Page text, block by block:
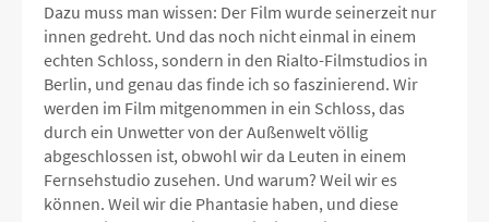
Dazu muss man wissen: Der Film wurde seinerzeit nur
innen gedreht. Und das noch nicht einmal in einem
echten Schloss, sondern in den Rialto-Filmstudios in
Berlin, und genau das finde ich so faszinierend. Wir
werden im Film mitgenommen in ein Schloss, das
durch ein Unwetter von der Außenwelt völlig
abgeschlossen ist, obwohl wir da Leuten in einem
Fernsehstudio zusehen. Und warum? Weil wir es
können. Weil wir die Phantasie haben, und diese